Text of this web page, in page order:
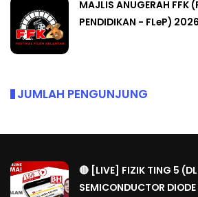
MAJLIS ANUGERAH FFK
PENDIDIKAN - FLeP) 2026
JUMLAH PENGUNJUNG
🔴 [LIVE] FIZIK TING 5
SEMICONDUCTOR